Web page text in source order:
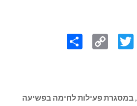
Link
אתמול, שני 10/02/25, במסגרת פעילות לחימה בפשיעה